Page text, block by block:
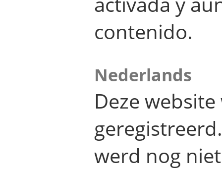
contenido.
Nederlands
Deze
werd nog